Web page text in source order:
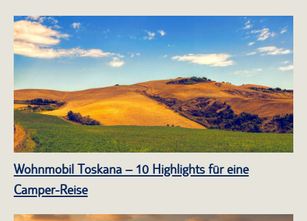
Wohnmobil Toskana – 10 Highlights für eine
Camper-Reise